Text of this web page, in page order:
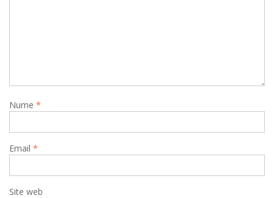
Nume *
Email *
Site web